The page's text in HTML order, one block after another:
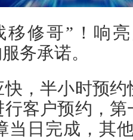
移修哥”！响
务承诺。
快，半小时预
客户预约，
当日完成，其